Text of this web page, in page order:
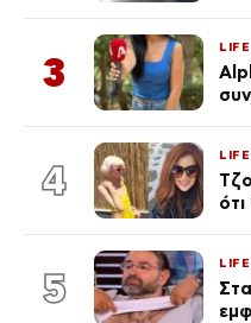
3
LIFE
4
LIFE
5
LIFE